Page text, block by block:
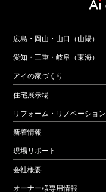
広島・岡山・山口（山陽）
愛知・三重・岐阜（東海）
アイの家づくり
住宅展示場
リフォーム・リノベーション
新着情報
現場リポート
会社概要
オーナー様専用情報